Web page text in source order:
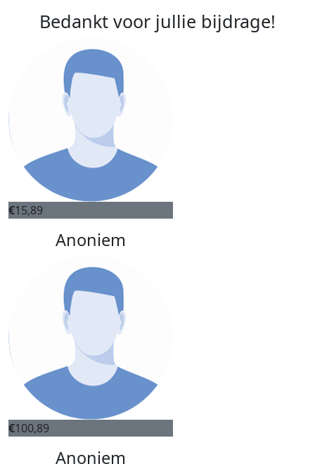
Bedankt voor jullie bijdrage!
€15,89
Anoniem
€100,89
Anoniem